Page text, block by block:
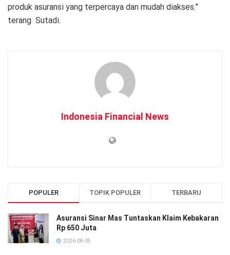
produk asuransi yang terpercaya dan mudah diakses.”
terang Sutadi.
Indonesia Financial News
POPULER TOPIK POPULER TERBARU
Asuransi Sinar Mas Tuntaskan Klaim Kebakaran
Rp 650 Juta
2026-08-05